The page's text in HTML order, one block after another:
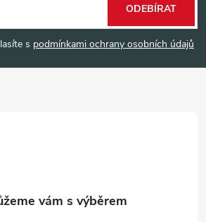
s podmínkami ochrany osobních údajů
ODEBÍRAT